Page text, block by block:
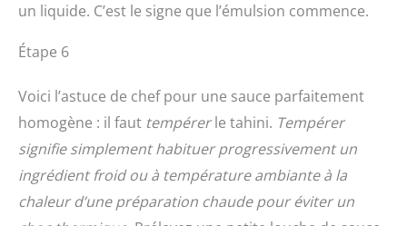
un liquide. C’est le signe que l’émulsion commence.
Étape 6
Voici l’astuce de chef pour une sauce parfaitement
homogène : il faut tempérerle tahini. Tempérer
signifie simplement habituer progressivement un
ingrédient froid ou à température ambiante à la
chaleur d’une préparation chaude pour éviter un